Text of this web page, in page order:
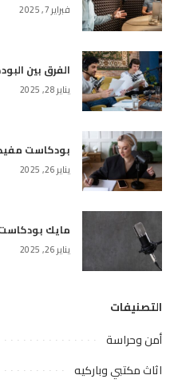
فبراير 7, 2025
الفرق بين
يناير 28, 2025
بودكاست
يناير 26, 2025
مايك
يناير 26, 2025
التصنيفات
أمن وحراسة
اثاث مكتبي وباركيه